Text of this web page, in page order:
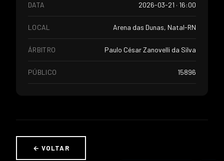
DATA 2026-03-21 · 16:00
LOCAL Arena das Dunas, Natal-RN
ÁRBITRO Paulo César Zanovelli da Silva
PÚBLICO 15896
← VOLTAR